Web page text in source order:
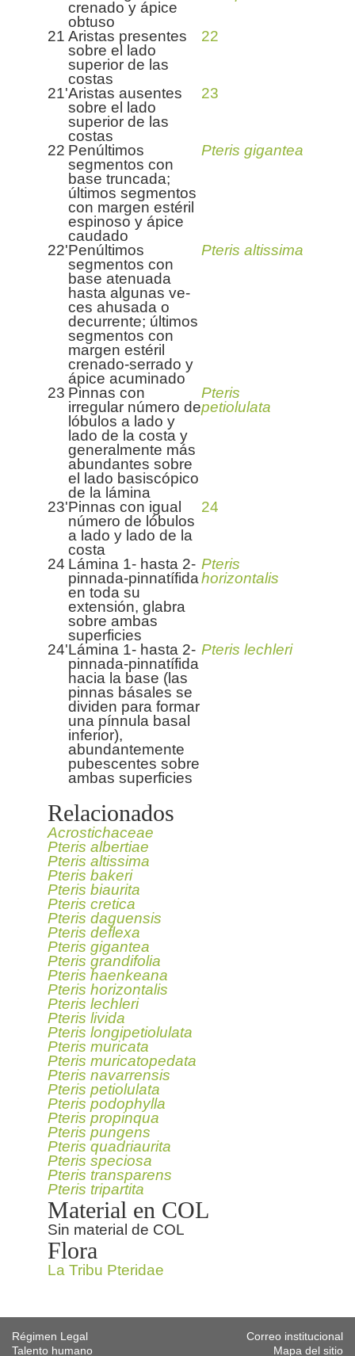
crenado y ápice
obtuso
21 Aristas presentes
sobre el lado
superior de las
costas
22
21'Aristas ausentes
sobre el lado
superior de las
costas
23
22 Penúltimos
segmentos con
base truncada;
últimos segmentos
con margen estéril
espinoso y ápice
caudado
Pteris gigantea
22'Penúltimos
segmentos con
base atenuada
hasta algunas ve­
ces ahusada o
decurrente; últimos
segmentos con
margen estéril
crenado-serrado y
ápice acuminado
Pteris altissima
23 Pinnas con
irregular número de
lóbulos a lado y
lado de la costa y
generalmente más
abundantes sobre
el lado basiscópico
de la lámina
Pteris
petiolulata
23'Pinnas con igual
número de lóbulos
a lado y lado de la
costa
24
24 Lámina 1- hasta 2-
pinnada-pinnatífida
en toda su
extensión, glabra
sobre ambas
superficies
Pteris
horizontalis
24'Lámina 1- hasta 2-
pinnada-pinnatífida
hacia la base (las
pinnas básales se
dividen para formar
una pínnula basal
inferior),
abundantemente
pubescentes sobre
ambas superficies
Pteris lechleri
Relacionados
Acrostichaceae
Pteris albertiae
Pteris altissima
Pteris bakeri
Pteris biaurita
Pteris cretica
Pteris daguensis
Pteris deflexa
Pteris gigantea
Pteris grandifolia
Pteris haenkeana
Pteris horizontalis
Pteris lechleri
Pteris livida
Pteris longipetiolulata
Pteris muricata
Pteris muricatopedata
Pteris navarrensis
Pteris petiolulata
Pteris podophylla
Pteris propinqua
Pteris pungens
Pteris quadriaurita
Pteris speciosa
Pteris transparens
Pteris tripartita
Material en COL
Sin material de COL
Flora
La Tribu Pteridae
Régimen Legal
Talento humano
Correo institucional
Mapa del sitio